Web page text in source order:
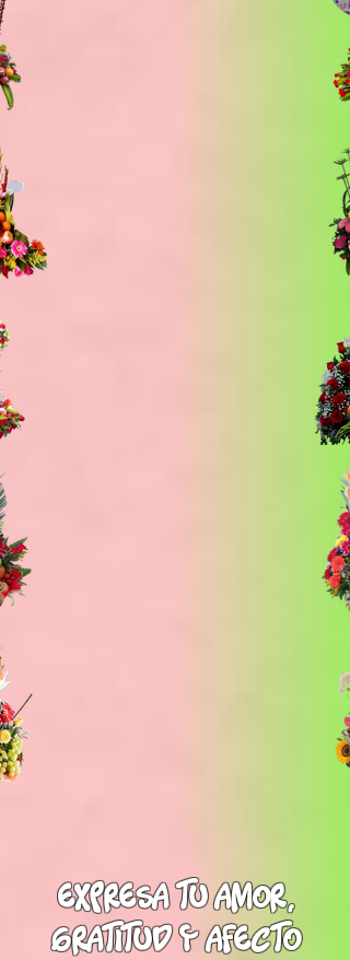
expresa tu amor,
gratitud y afecto